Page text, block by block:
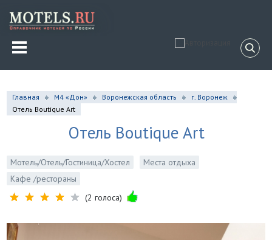
Главная М4 «Дон» Воронежская область
г. Воронеж
Отель Boutique Art
Отель Boutique Art
Мотель/Отель/Гостиница/Хостел
Места отдыха
Кафе /рестораны
(2 голоса)